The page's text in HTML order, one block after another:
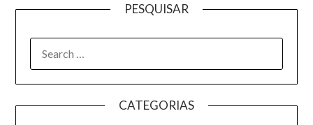
PESQUISAR
FOR:
CATEGORIAS